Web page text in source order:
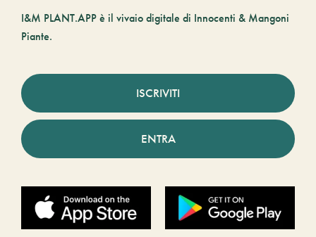
I&M PLANT.APP è il vivaio digitale di Innocenti & Mangoni
Piante.
ISCRIVITI
ENTRA